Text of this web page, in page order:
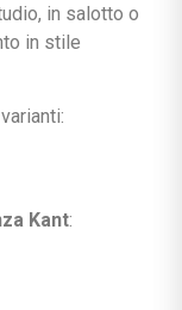
in salotto o
in stile
Kant: